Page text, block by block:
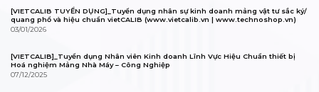
[VIETCALIB TUYỂN DỤNG]_Tuyển dụng nhân sự kinh doanh mảng vật tư sắc ký/
quang phổ và hiệu chuẩn vietCALIB (www.vietcalib.vn | www.technoshop.vn)
03/01/2026
[VIETCALIB]_Tuyển dụng Nhân viên Kinh doanh Lĩnh Vực Hiệu Chuẩn thiết bị
Hoá nghiệm Mảng Nhà Máy – Công Nghiệp
07/12/2025